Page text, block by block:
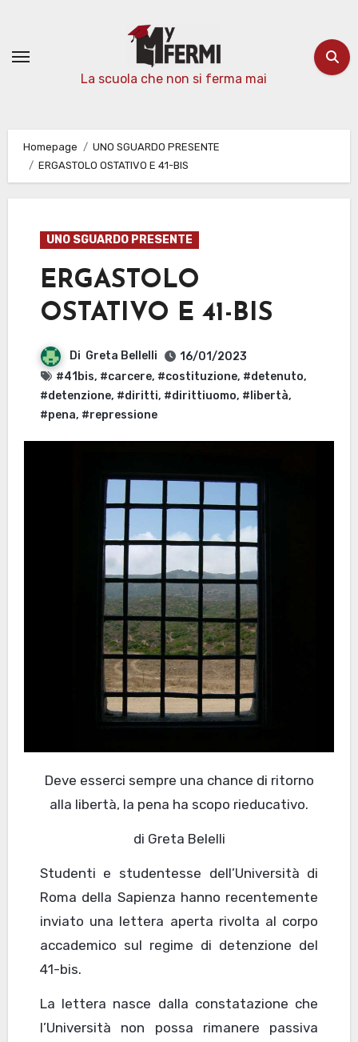
contenuto
La scuola che non si ferma mai
Homepage
UNO SGUARDO PRESENTE
ERGASTOLO OSTATIVO E 41-BIS
UNO SGUARDO PRESENTE
ERGASTOLO
OSTATIVO E 41-BIS
Di Greta Bellelli
16/01/2023
#41bis, #carcere, #costituzione, #detenuto,
#detenzione, #diritti, #dirittiuomo, #libertà,
#pena, #repressione
Deve esserci sempre una chance di ritorno
alla libertà, la pena ha scopo rieducativo.
di Greta Belelli
Studenti e studentesse dell’Università di
Roma della Sapienza hanno recentemente
inviato una lettera aperta rivolta al corpo
accademico sul regime di detenzione del
41-bis.
La lettera nasce dalla constatazione che
l’Università non possa rimanere passiva